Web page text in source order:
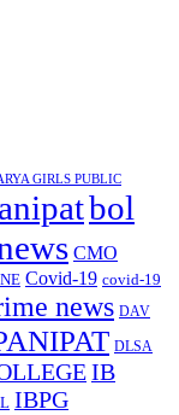
GIRLS PUBLIC
bol
CMO
Covid-19 covid-19
news DAV
DLSA
IB
IBPG